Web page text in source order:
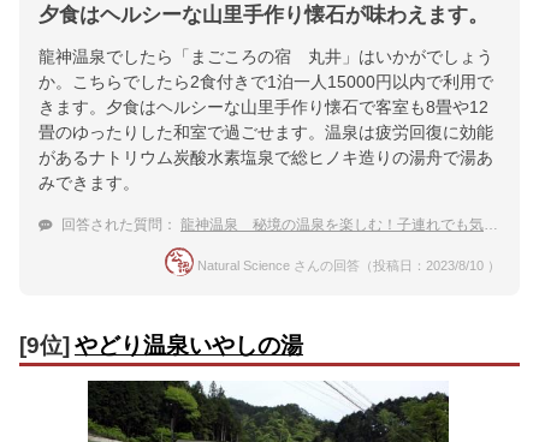
夕食はヘルシーな山里手作り懐石が味わえます。
龍神温泉でしたら「まごころの宿 丸井」はいかがでしょう
か。こちらでしたら2食付きで1泊一人15000円以内で利用で
きます。夕食はヘルシーな山里手作り懐石で客室も8畳や12
畳のゆったりした和室で過ごせます。温泉は疲労回復に効能
があるナトリウム炭酸水素塩泉で総ヒノキ造りの湯舟で湯あ
みできます。
回答された質問： 龍神温泉 秘境の温泉を楽しむ！子連れでも気軽に泊まれる宿
Natural Science さんの回答（投稿日：2023/8/10 ）
[9位]やどり温泉いやしの湯